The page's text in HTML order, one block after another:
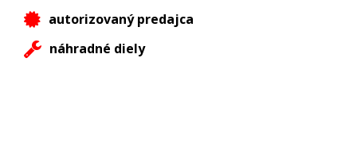
autorizovaný predajca
náhradné diely